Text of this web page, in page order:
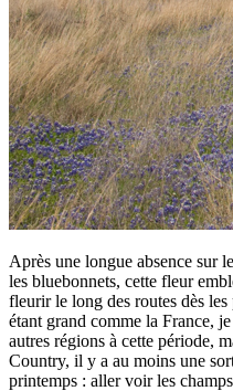
Après une longue absence sur
les bluebonnets, cette fleur
fleurir le long des routes dès
étant grand comme la France,
autres régions à cette période,
Country, il y a au moins une
printemps : aller voir les